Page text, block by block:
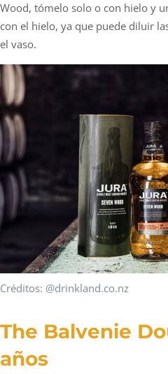
Wood, tómelo solo o con hielo y
con el hielo, ya que puede diluir
el vaso.
Créditos: @drinkland.co.nz
The Balvenie
años